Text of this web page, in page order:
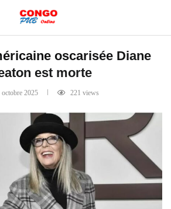
oscarisée Diane
est morte
octobre 2025 221 views